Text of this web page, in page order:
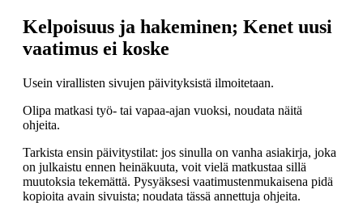
Kelpoisuus ja hakeminen; Kenet uusi
vaatimus ei koske
Usein virallisten sivujen päivityksistä ilmoitetaan.
Olipa matkasi työ- tai vapaa-ajan vuoksi, noudata näitä
ohjeita.
Tarkista ensin päivitystilat: jos sinulla on vanha asiakirja, joka
on julkaistu ennen heinäkuuta, voit vielä matkustaa sillä
muutoksia tekemättä. Pysyäksesi vaatimustenmukaisena pidä
kopioita avain sivuista; noudata tässä annettuja ohjeita.